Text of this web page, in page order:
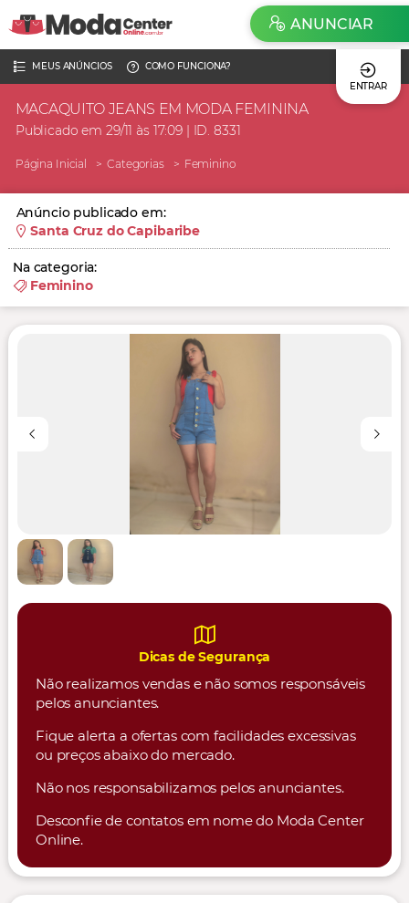
MEUS ANÚNCIOS
COMO FUNCIONA?
ENTRAR
ANUNCIAR
MACAQUITO JEANS EM MODA FEMININA
Publicado em 29/11 às 17:09 | ID. 8331
Página Inicial Categorias Feminino
Anúncio publicado em:
Santa Cruz do Capibaribe
Na categoria:
Feminino
Dicas de Segurança
Não realizamos vendas e não somos responsáveis
pelos anunciantes.
Fique alerta a ofertas com facilidades excessivas
ou preços abaixo do mercado.
Não nos responsabilizamos pelos anunciantes.
Desconfie de contatos em nome do Moda Center
Online.